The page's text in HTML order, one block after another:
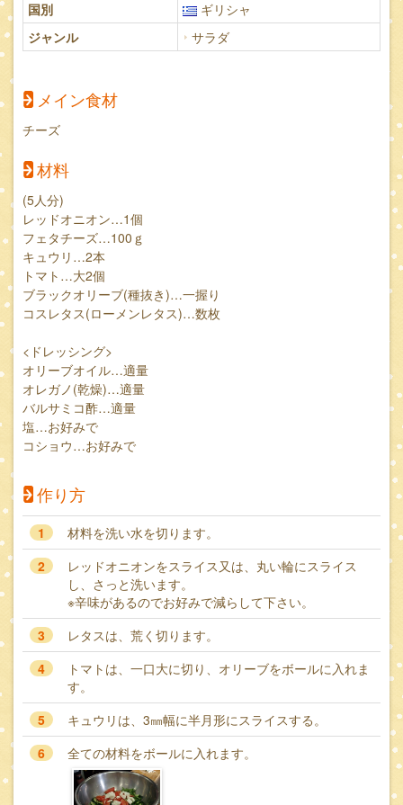
国別
ギリシャ
ジャンル
サラダ
メイン食材
チーズ
材料
(5人分)
レッドオニオン…1個
フェタチーズ…100ｇ
キュウリ…2本
トマト…大2個
ブラックオリーブ(種抜き)…一握り
コスレタス(ローメンレタス)…数枚
<ドレッシング>
オリーブオイル…適量
オレガノ(乾燥)…適量
バルサミコ酢…適量
塩…お好みで
コショウ…お好みで
作り方
1
材料を洗い水を切ります。
2
レッドオニオンをスライス又は、丸い輪にスライス
し、さっと洗います。
※辛味があるのでお好みで減らして下さい。
3
レタスは、荒く切ります。
4
トマトは、一口大に切り、オリーブをボールに入れま
す。
5
キュウリは、3㎜幅に半月形にスライスする。
6
全ての材料をボールに入れます。